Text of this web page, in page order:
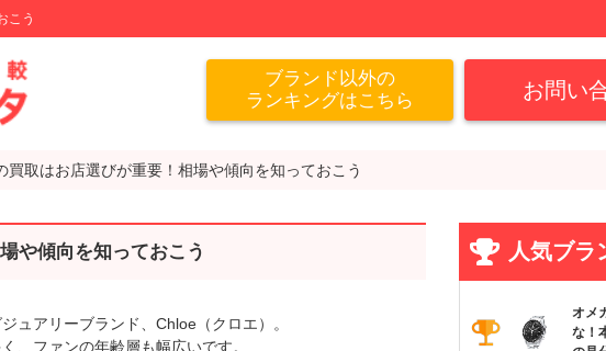
こう
ブランド以外の
ランキングはこちら
お問い
買取はお店選びが重要！相場や傾向を知っておこう
や傾向を知っておこう
ュアリーブランド、Chloe（クロエ）。
、ファンの年齢層も幅広いです。
人気ブラ
オメ
な！